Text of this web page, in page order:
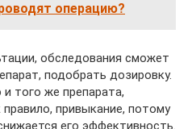
операцию?
обследования сможет
подобрать дозировку.
того же препарата,
привыкание, потому
его эффективность.